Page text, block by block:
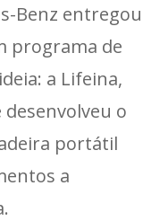
Benz entregou
programa de
a Lifeina,
o
portátil
a